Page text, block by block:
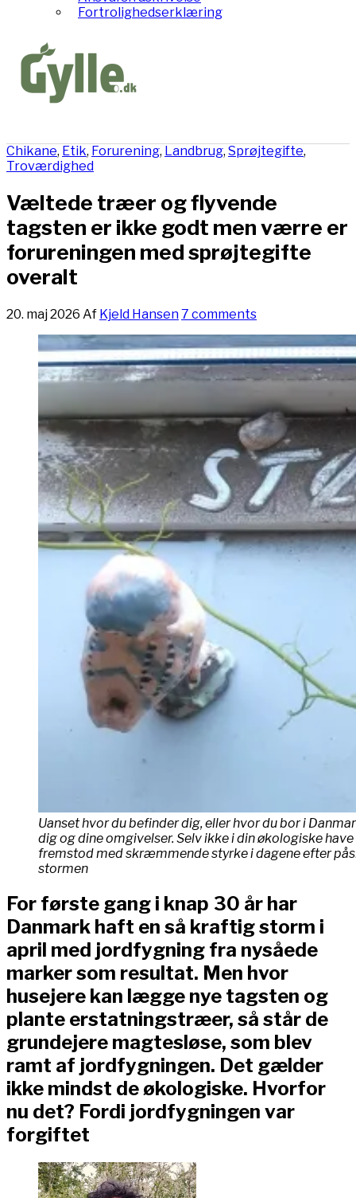
Fortrolighedserklæring
Chikane, Etik, Forurening, Landbrug, Sprøjtegifte,
Troværdighed
Væltede træer og flyvende
tagsten er ikke godt men værre er
forureningen med sprøjtegifte
overalt
20. maj 2026 Af Kjeld Hansen7 comments
Uanset hvor du befinder dig, eller hvor du bor i
dig og dine omgivelser. Selv ikke i din økologiske
fremstod med skræmmende styrke i dagene efter
stormen
For første gang i knap 30 år har
Danmark haft en så kraftig storm i
april med jordfygning fra nysåede
marker som resultat. Men hvor
husejere kan lægge nye tagsten og
plante erstatningstræer, så står de
grundejere magtesløse, som blev
ramt af jordfygningen. Det gælder
ikke mindst de økologiske. Hvorfor
nu det? Fordi jordfygningen var
forgiftet